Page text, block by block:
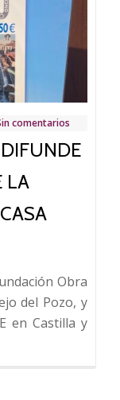
comentarios
LA
Obra
del Pozo, y
en Castilla y